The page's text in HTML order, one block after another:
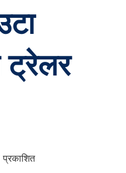
ट्रेलर